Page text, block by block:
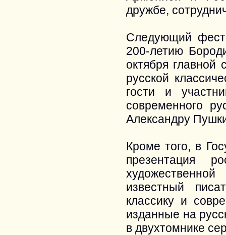
дружбе,
Следующий
200-летию
октября главной
русской
гости и
современного
Александру
Кроме того, в
презентация
известный
классику и
изданные на
в двухтомнике